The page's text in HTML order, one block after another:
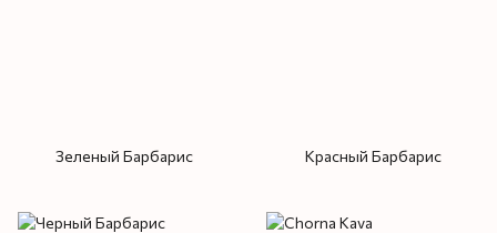
Зеленый Барбарис Красный Барбарис